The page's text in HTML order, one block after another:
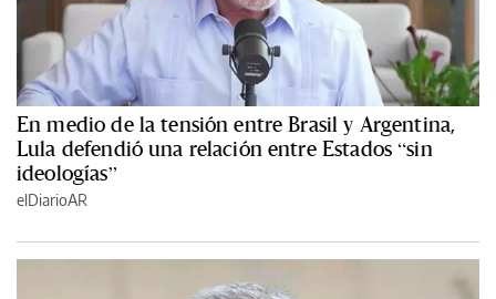
En medio de la tensión entre Brasil y Argentina,
Lula defendió una relación entre Estados “sin
ideologías”
elDiarioAR